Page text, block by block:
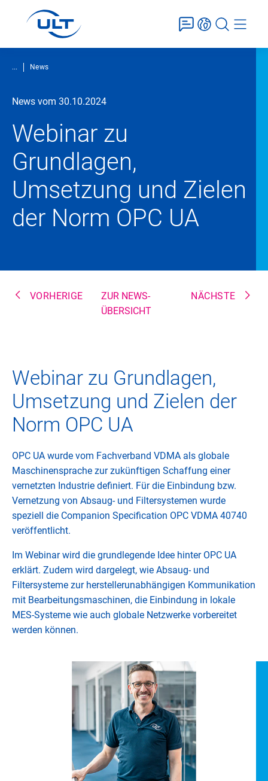
... News
News vom 30.10.2024
Webinar zu
Grundlagen,
Umsetzung und Zielen
der Norm OPC UA
VORHERIGE
ZUR NEWS-
ÜBERSICHT
NÄCHSTE
Webinar zu Grundlagen,
Umsetzung und Zielen der
Norm OPC UA
OPC UA wurde vom Fachverband VDMA als globale
Maschinensprache zur zukünftigen Schaffung einer
vernetzten Industrie definiert. Für die Einbindung bzw.
Vernetzung von Absaug- und Filtersystemen wurde
speziell die Companion Specification OPC VDMA 40740
veröffentlicht.
Im Webinar wird die grundlegende Idee hinter OPC UA
erklärt. Zudem wird dargelegt, wie Absaug- und
Filtersysteme zur herstellerunabhängigen Kommunikation
mit Bearbeitungsmaschinen, die Einbindung in lokale
MES-Systeme wie auch globale Netzwerke vorbereitet
werden können.